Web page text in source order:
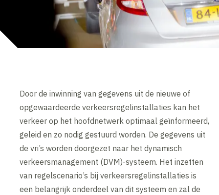
Door de inwinning van gegevens uit de nieuwe of
opgewaardeerde verkeersregelinstallaties kan het
verkeer op het hoofdnetwerk optimaal geïnformeerd,
geleid en zo nodig gestuurd worden. De gegevens uit
de vri’s worden doorgezet naar het dynamisch
verkeersmanagement (DVM)-systeem. Het inzetten
van regelscenario’s bij verkeersregelinstallaties is
een belangrijk onderdeel van dit systeem en zal de